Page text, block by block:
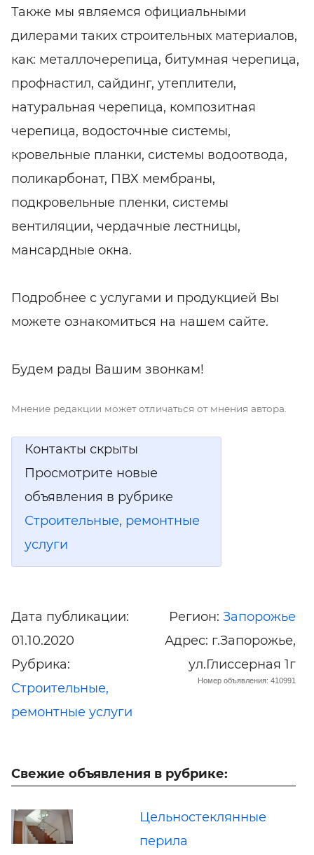
Также мы являемся официальными
дилерами таких строительных материалов,
как: металлочерепица, битумная черепица,
профнастил, сайдинг, утеплители,
натуральная черепица, композитная
черепица, водосточные системы,
кровельные планки, системы водоотвода,
поликарбонат, ПВХ мембраны,
подкровельные пленки, системы
вентиляции, чердачные лестницы,
мансардные окна.
Подробнее с услугами и продукцией Вы
можете ознакомиться на нашем сайте.
Будем рады Вашим звонкам!
Мнение редакции может отличаться от мнения автора.
Контакты скрыты
Просмотрите новые
объявления в рубрике
Строительные, ремонтные
услуги
Дата публикации:
01.10.2020
Рубрика:
Строительные,
ремонтные услуги
Регион: Запорожье
Адрес: г.Запорожье,
ул.Глиссерная 1г
Номер объявления: 410991
Свежие объявления в рубрике:
Цельностеклянные
перила